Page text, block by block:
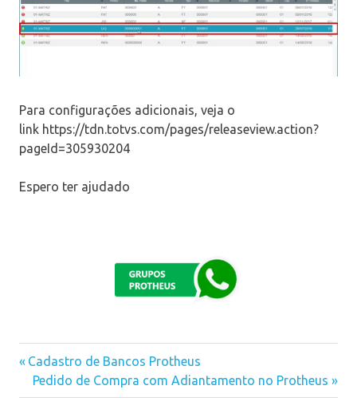
Para configurações adicionais, veja o
link https://tdn.totvs.com/pages/releaseview.action?
pageId=305930204
Espero ter ajudado
Navegação
Previous
Post:
Cadastro de Bancos Protheus
Next
Post:
Pedido de Compra com Adiantamento no Protheus